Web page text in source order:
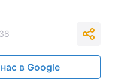
в Google